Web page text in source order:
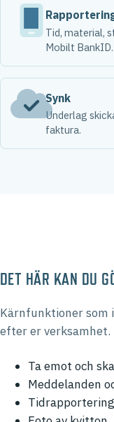
Tid, material,
Mobilt BankID.
Synk
Underlag
faktura.
DET HÄR KAN DU
Kärnfunktioner
efter er verksamhet.
Ta emot och
Meddelanden